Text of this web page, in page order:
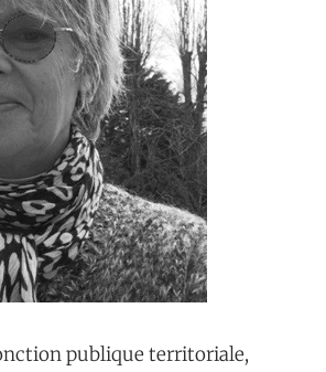
publique territoriale,